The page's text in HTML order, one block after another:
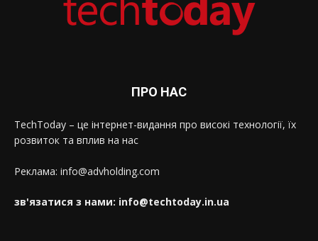
ПРО НАС
TechToday – це інтернет-видання про високі технології, їх
розвиток та вплив на нас
Реклама: info@advholding.com
зв'язатися з нами: info@techtoday.in.ua